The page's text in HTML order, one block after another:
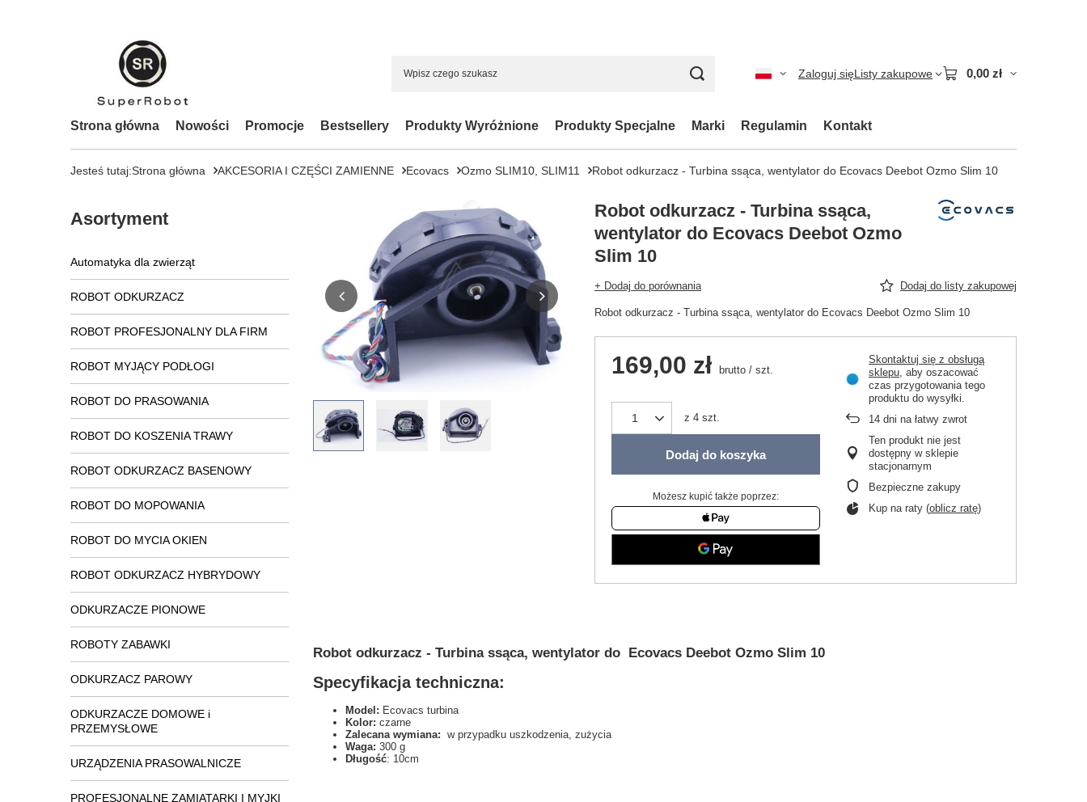
Zaloguj sięListy zakupowe 0,00 zł
Strona główna Nowości Promocje Bestsellery Produkty Wyróżnione Produkty Specjalne Marki Regulamin Kontakt
Jesteś tutaj:Strona główna AKCESORIA I CZĘŚCI ZAMIENNE Ecovacs Ozmo SLIM10, SLIM11 Robot odkurzacz - Turbina ssąca, wentylator do Ecovacs Deebot Ozmo Slim 10
Asortyment
Automatyka dla zwierząt
ROBOT ODKURZACZ
ROBOT PROFESJONALNY DLA FIRM
ROBOT MYJĄCY PODŁOGI
ROBOT DO PRASOWANIA
ROBOT DO KOSZENIA TRAWY
ROBOT ODKURZACZ BASENOWY
ROBOT DO MOPOWANIA
ROBOT DO MYCIA OKIEN
ROBOT ODKURZACZ HYBRYDOWY
ODKURZACZE PIONOWE
ROBOTY ZABAWKI
ODKURZACZ PAROWY
ODKURZACZE DOMOWE i
PRZEMYSŁOWE
URZĄDZENIA PRASOWALNICZE
PROFESJONALNE ZAMIATARKI I MYJKI
Robot odkurzacz - Turbina ssąca,
wentylator do Ecovacs Deebot Ozmo
Slim 10
+ Dodaj do porównania Dodaj do listy zakupowej
Robot odkurzacz - Turbina ssąca, wentylator do Ecovacs Deebot Ozmo Slim 10
169,00 zł brutto / szt.
z 4 szt.
Dodaj do koszyka
Możesz kupić także poprzez:
Skontaktuj się z obsługą
sklepu, aby oszacować
czas przygotowania tego
produktu do wysyłki.
14 dni na łatwy zwrot
Ten produkt nie jest
dostępny w sklepie
stacjonarnym
Bezpieczne zakupy
Kup na raty (oblicz ratę)
Robot odkurzacz - Turbina ssąca, wentylator do Ecovacs Deebot Ozmo Slim 10
Specyfikacja techniczna:
Model: Ecovacs turbina
Kolor: czarne
Zalecana wymiana: w przypadku uszkodzenia, zużycia
Waga: 300 g
Długość: 10cm